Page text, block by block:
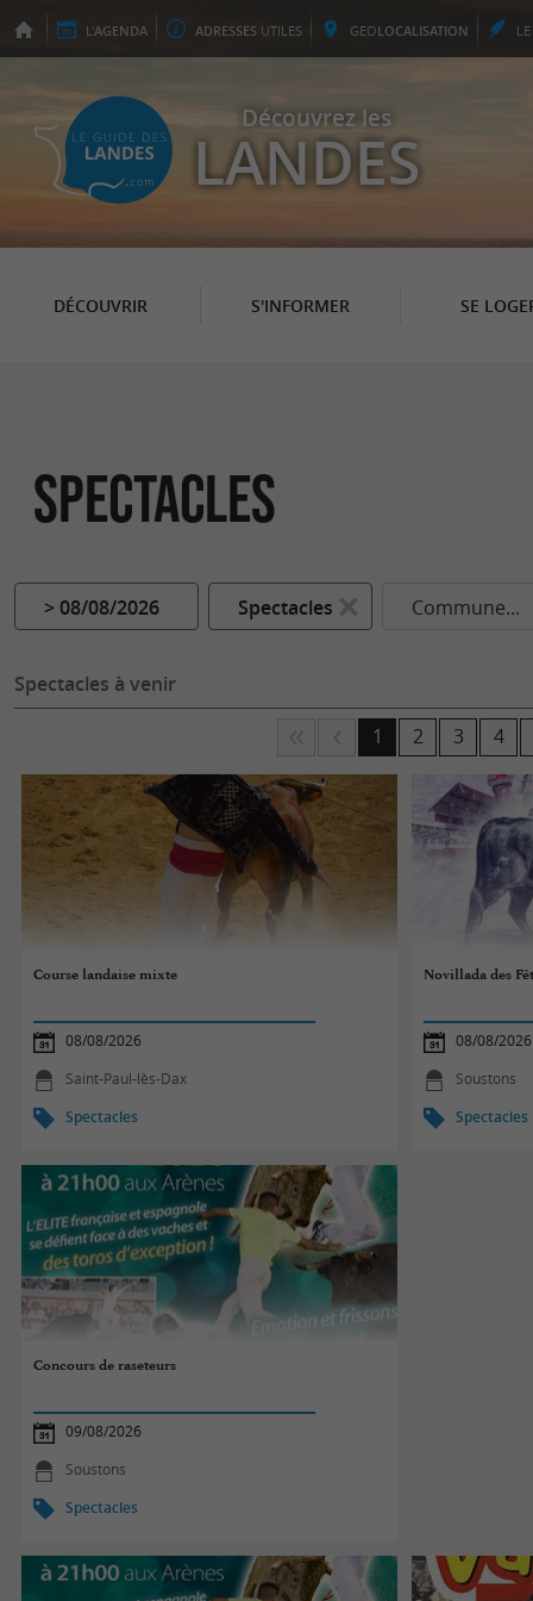
L'AGENDA ADRESSES UTILES GEOLOCALISATION LE
Découvrez les
LANDES
DÉCOUVRIR S'INFORMER SE
Spectacles
> 08/08/2026 Spectacles Commune...
Spectacles à venir
1 2 3 4
Course landaise mixte
08/08/2026
Saint-Paul-lès-Dax
Spectacles
Novillada des
08/08/2026
Soustons
Spectacles
Concours de raseteurs
09/08/2026
Soustons
Spectacles